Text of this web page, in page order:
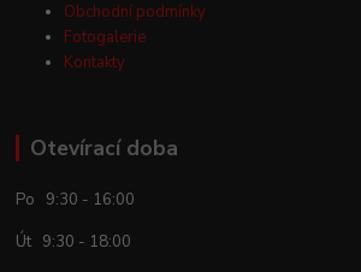
Obchodní podmínky
Fotogalerie
Kontakty
Otevírací doba
Po 9:30 - 16:00
Út 9:30 - 18:00